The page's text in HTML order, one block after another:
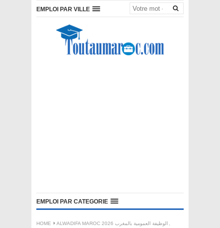
EMPLOI PAR VILLE
EMPLOI PAR CATEGORIE
HOME ALWADIFA MAROC 2026 الوظيفة العمومية بالمغرب
,